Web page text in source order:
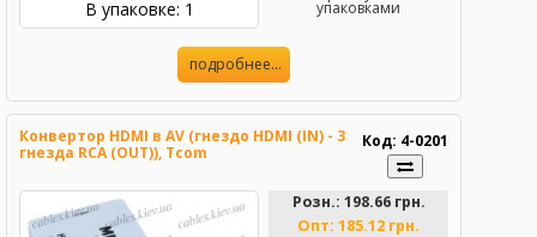
В упаковке: 1 упаковками
подробнее...
Конвертор HDMI в AV (гнездо HDMI (IN) - 3
гнезда RCA (OUT)), Tcom
Код: 4-0201
Розн.: 198.66 грн.
Опт: 185.12 грн.